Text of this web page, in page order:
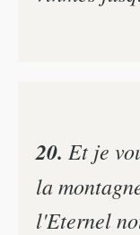
20. Et je
la
l'Eternel